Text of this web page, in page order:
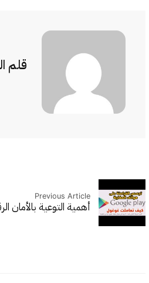
قلم
Previous Article
أهمية التوعية بالأمان